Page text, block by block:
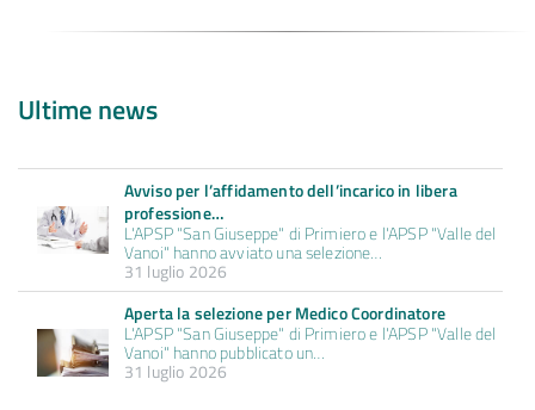
Ultime news
Avviso per l’affidamento dell’incarico in libera
professione…
L'APSP "San Giuseppe" di Primiero e l'APSP "Valle del
Vanoi" hanno avviato una selezione…
31 luglio 2026
Aperta la selezione per Medico Coordinatore
L'APSP "San Giuseppe" di Primiero e l'APSP "Valle del
Vanoi" hanno pubblicato un…
31 luglio 2026